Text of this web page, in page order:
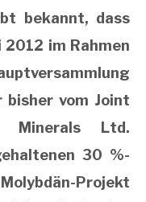
bekannt, dass
im Rahmen
bisher vom Joint
Minerals Ltd.
30 %-
Projekt